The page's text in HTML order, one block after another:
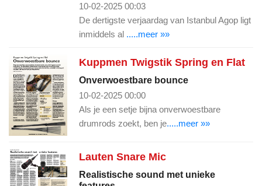
10-02-2025 00:03
De dertigste verjaardag van Istanbul Agop ligt
inmiddels al .....meer »»
Kuppmen Twigstik Spring en Flat
Onverwoestbare bounce
10-02-2025 00:00
Als je een setje bijna onverwoestbare
drumrods zoekt, ben je.....meer »»
Lauten Snare Mic
Realistische sound met unieke